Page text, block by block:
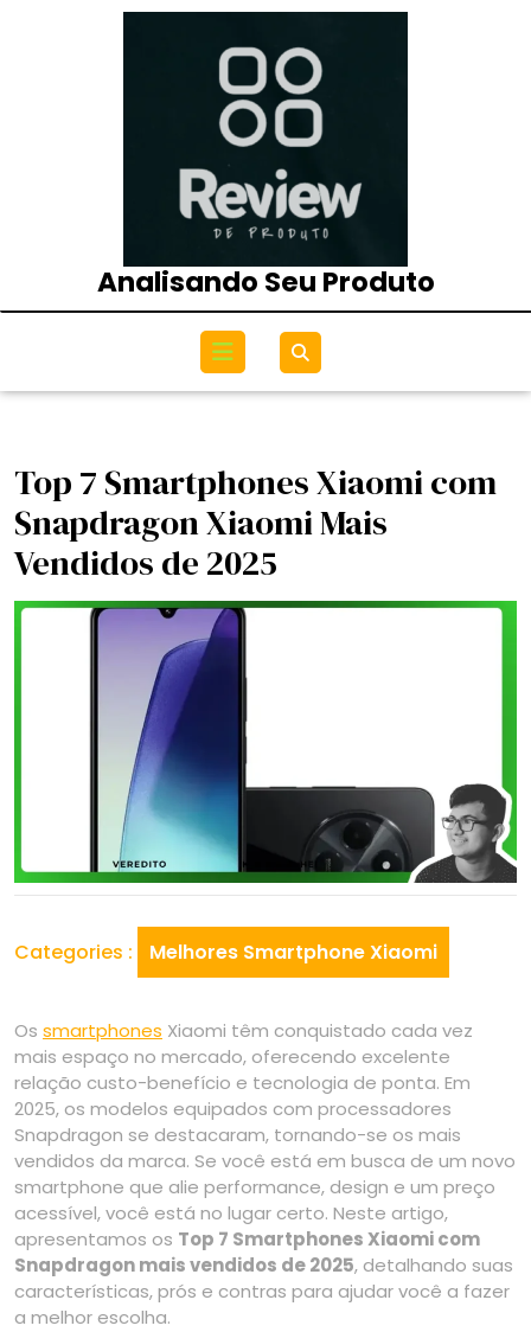
Analisando Seu Produto
Open
Menu
Top 7 Smartphones Xiaomi com
Snapdragon Xiaomi Mais
Vendidos de 2025
Categories : Melhores Smartphone Xiaomi
Os smartphones Xiaomi têm conquistado cada vez
mais espaço no mercado, oferecendo excelente
relação custo-benefício e tecnologia de ponta. Em
2025, os modelos equipados com processadores
Snapdragon se destacaram, tornando-se os mais
vendidos da marca. Se você está em busca de um novo
smartphone que alie performance, design e um preço
acessível, você está no lugar certo. Neste artigo,
apresentamos os Top 7 Smartphones Xiaomi com
Snapdragon mais vendidos de 2025, detalhando suas
características, prós e contras para ajudar você a fazer
a melhor escolha.